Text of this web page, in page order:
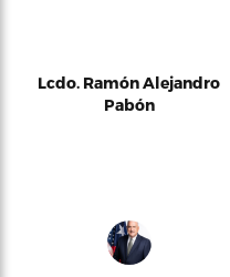
Lcdo. Ramón Alejandro
Pabón